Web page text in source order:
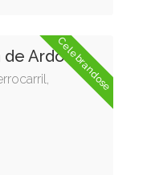
Celebrandose
de Ardoz